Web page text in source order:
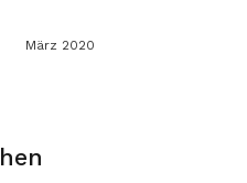
März 2020